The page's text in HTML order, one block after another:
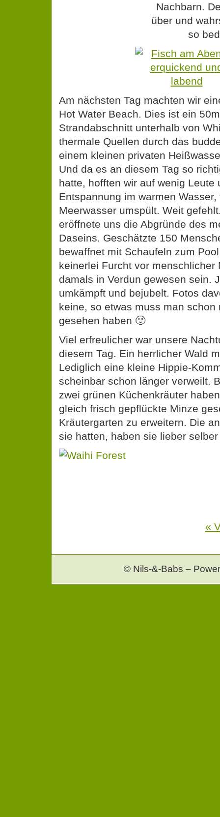
Nachbarn.
über und
so
Am nächsten Tag machten wir
Hot Water Beach. Dies ist ein
Strandabschnitt unterhalb von
thermale Quellen durch das
einem kleinen privaten
Und da es an diesem Tag so
hatte, hofften wir auf wenig Leute
Entspannung im warmen
Meerwasser umspült. Weit
eröffnete uns die Abgründe des
Daseins. Geschätzte 150
bewaffnet mit Schaufeln zum
keinerlei Furcht vor menschlicher
damals in Verdun gewesen sein.
umkämpft und bejubelt. Fotos
keine, so etwas muss man schon
gesehen haben 🙂
Viel erfreulicher war unsere
diesem Tag. Ein herrlicher Wald
Lediglich eine kleine Hippie-
scheinbar schon länger verweilt.
zwei grünen Küchenkräuter
gleich frisch gepflückte Minze
Kräutergarten zu erweitern. Die
sie hatten, haben sie lieber
«
© Nils-&-Babs –